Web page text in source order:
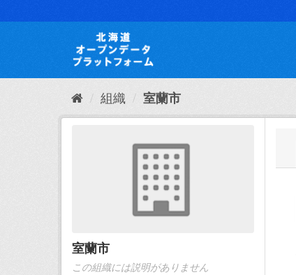
キ
て
組織 室蘭市
室蘭市
この組織には説明がありません